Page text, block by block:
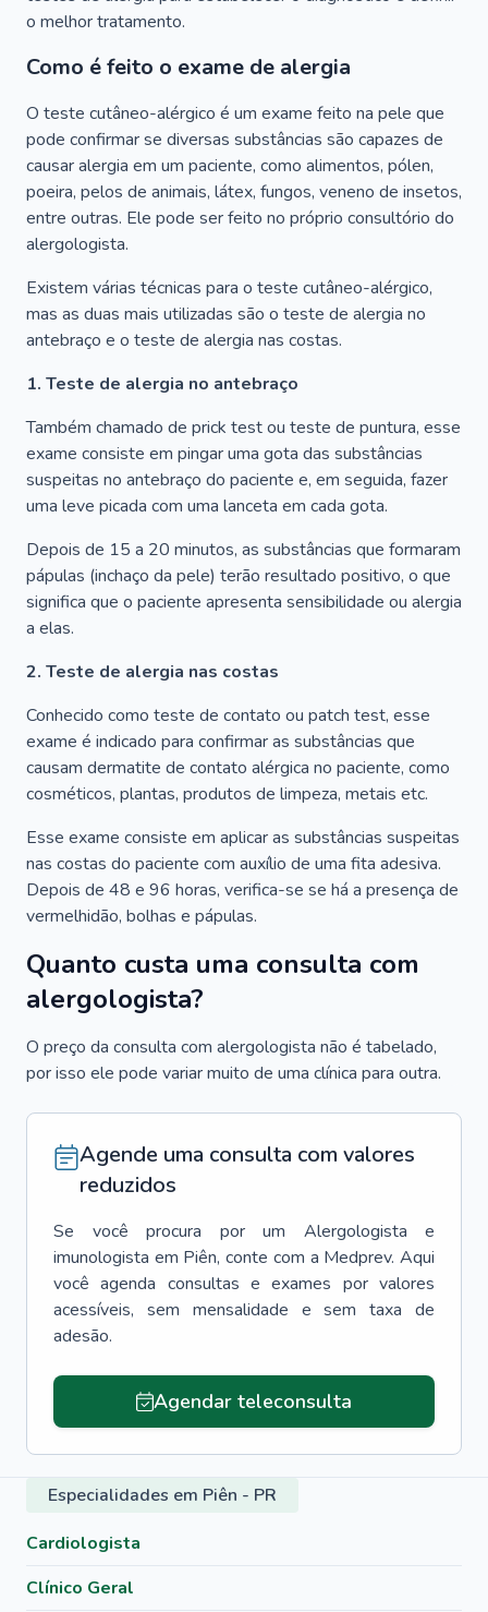
o melhor tratamento.
Como é feito o exame de alergia
O teste cutâneo-alérgico é um exame feito na pele que
pode confirmar se diversas substâncias são capazes de
causar alergia em um paciente, como alimentos, pólen,
poeira, pelos de animais, látex, fungos, veneno de insetos,
entre outras. Ele pode ser feito no próprio consultório do
alergologista.
Existem várias técnicas para o teste cutâneo-alérgico,
mas as duas mais utilizadas são o teste de alergia no
antebraço e o teste de alergia nas costas.
1. Teste de alergia no antebraço
Também chamado de prick test ou teste de puntura, esse
exame consiste em pingar uma gota das substâncias
suspeitas no antebraço do paciente e, em seguida, fazer
uma leve picada com uma lanceta em cada gota.
Depois de 15 a 20 minutos, as substâncias que formaram
pápulas (inchaço da pele) terão resultado positivo, o que
significa que o paciente apresenta sensibilidade ou alergia
a elas.
2. Teste de alergia nas costas
Conhecido como teste de contato ou patch test, esse
exame é indicado para confirmar as substâncias que
causam dermatite de contato alérgica no paciente, como
cosméticos, plantas, produtos de limpeza, metais etc.
Esse exame consiste em aplicar as substâncias suspeitas
nas costas do paciente com auxílio de uma fita adesiva.
Depois de 48 e 96 horas, verifica-se se há a presença de
vermelhidão, bolhas e pápulas.
Quanto custa uma consulta com
alergologista?
O preço da consulta com alergologista não é tabelado,
por isso ele pode variar muito de uma clínica para outra.
Agende uma consulta com valores
reduzidos
Se você procura por um
Alergologista e
imunologista em Piên, conte com a Medprev. Aqui
você agenda consultas e exames por valores
acessíveis, sem mensalidade e sem taxa de
adesão.
Agendar teleconsulta
Especialidades em Piên - PR
Cardiologista
Clínico Geral